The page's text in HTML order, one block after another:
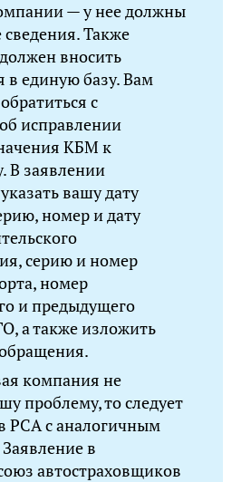
— у нее должны
Также
вносить
в единую базу. Вам
с
исправлении
КБМ к
В заявлении
вашу дату
номер и дату
серию и номер
номер
и предыдущего
а также изложить
компания не
проблему, то следует
РСА с аналогичным
в
автостраховщиков